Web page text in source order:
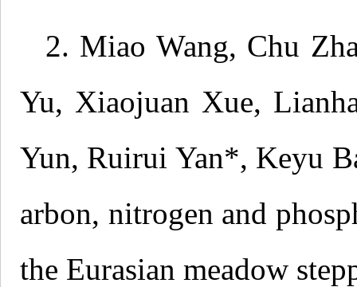
2. Miao Wang, Chu
Yu, Xiaojuan Xue,
Yun, Ruirui Yan*, Keyu
arbon, nitrogen and
the Eurasian meadow